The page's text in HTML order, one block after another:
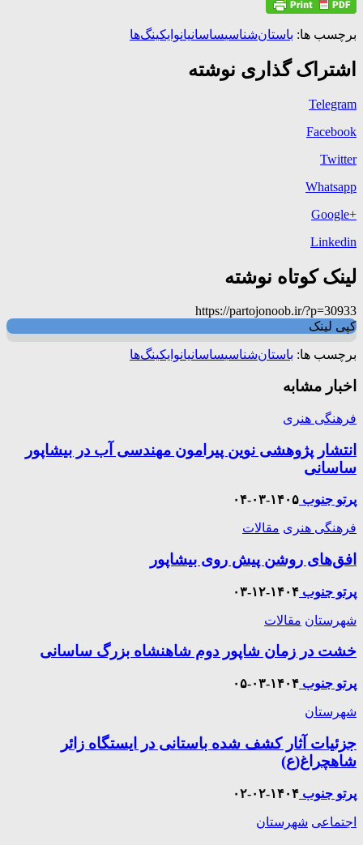
برچسب ها: باستان‌شناسیساسانیانوایکینگ‌ها
اشتراک گذاری نوشته
Telegram
Facebook
Twitter
Whatsapp
+Google
Linkedin
لینک کوتاه نوشته
https://partojonoob.ir/?p=30933
کپی لینک
برچسب ها: باستان‌شناسیساسانیانوایکینگ‌ها
اخبار مشابه
فرهنگی هنری
انتشار پژوهشی نوین پیرامون مهندسی آب در بیشاپور
ساسانی
پرتو جنوب ۱۴۰۵-۰۳-۰۴
فرهنگی هنری مقالات
افق‌های روشن پیش روی بیشاپور
پرتو جنوب ۱۴۰۴-۱۲-۰۳
شهرستان مقالات
خشت در زمان شاپور دوم شاهنشاه بزرگ ساسانی
پرتو جنوب ۱۴۰۴-۰۳-۰۵
شهرستان
جزئیات آثار کشف شده باستانی در ایستگاه زائر
شاهچراغ(ع)
پرتو جنوب ۱۴۰۴-۰۲-۰۲
اجتماعی شهرستان